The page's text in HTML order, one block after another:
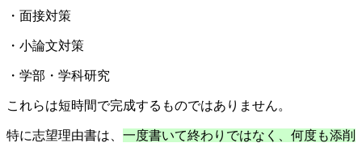
・面接対策
・小論文対策
・学部・学科研究
これらは短時間で完成するものではありません。
特に志望理由書は、 一度書いて終わりではなく、何度も添削